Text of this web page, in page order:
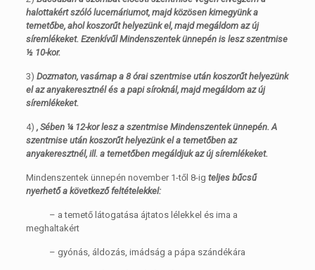
halottakért szóló lucernáriumot, majd közösen kimegyünk a
temetőbe, ahol koszorűt helyezünk el, majd megáldom az új
síremlékeket. Ezenkívűl Mindenszentek ünnepén is lesz szentmise
½ 10-kor.
3) Dozmaton, vasárnap a 8 órai szentmise után koszorűt helyezünk
el az anyakeresztnél és a papi síroknál, majd megáldom az új
síremlékeket.
4) , Sében ¼ 12-kor lesz a szentmise Mindenszentek ünnepén. A
szentmise után koszorűt helyezünk el a temetőben az
anyakeresztnél, ill. a temetőben megáldjuk az új síremlékeket.
Mindenszentek ünnepén november 1-től 8-ig teljes bűcsű
nyerhető a következő feltételekkel:
– a temető látogatása ájtatos lélekkel és ima a
meghaltakért
– gyónás, áldozás, imádság a pápa szándékára